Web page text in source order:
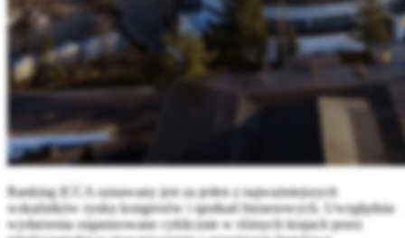
Ranking ICCA uznawany jest za jeden z najważniejszych
wskaźników rynku kongresów i spotkań biznesowych. Uwzględnia
wydarzenia organizowane cyklicznie w różnych krajach przez